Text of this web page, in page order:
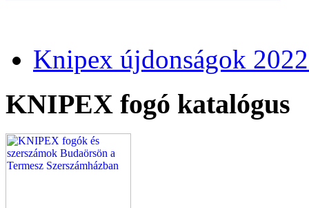
Knipex újdonságok
KNIPEX fogó katalógus